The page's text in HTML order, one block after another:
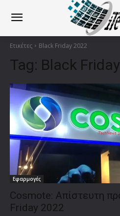
Ετικέτες Black Friday 2022
Tag: Black
Εφαρμογές
Cosmote: Απίστευτη
Friday 2022